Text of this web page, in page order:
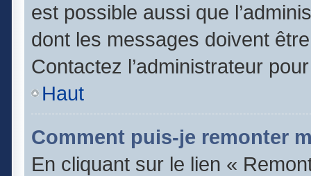
est possible aussi que
dont les messages doivent
Contactez l’administrateur
Haut
Comment puis-je remonter
En cliquant sur le lien «